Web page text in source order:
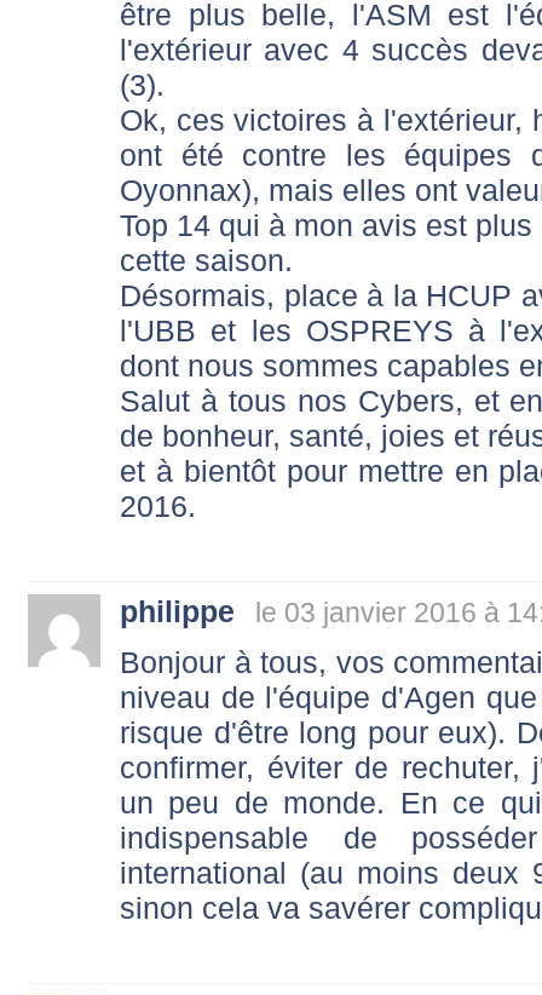
être plus belle, l'ASM est
l'extérieur avec 4 succès
(3).
Ok, ces victoires à l'extérieur,
ont été contre les équipes
Oyonnax), mais elles ont
Top 14 qui à mon avis est
cette saison.
Désormais, place à la HCUP
l'UBB et les OSPREYS à
dont nous sommes capables
Salut à tous nos Cybers, et
de bonheur, santé, joies et
et à bientôt pour mettre en
2016.
philippe le 03 janvier 2016 à
Bonjour à tous, vos
niveau de l'équipe d'Agen
risque d'être long pour eux).
confirmer, éviter de rechuter,
un peu de monde. En ce
indispensable de
international (au moins
sinon cela va savérer